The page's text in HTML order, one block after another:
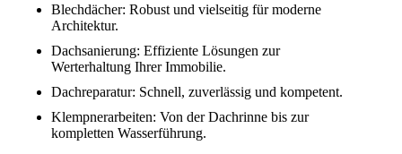
Blechdächer: Robust und vielseitig für moderne
Architektur.
Dachsanierung: Effiziente Lösungen zur
Werterhaltung Ihrer Immobilie.
Dachreparatur: Schnell, zuverlässig und kompetent.
Klempnerarbeiten: Von der Dachrinne bis zur
kompletten Wasserführung.